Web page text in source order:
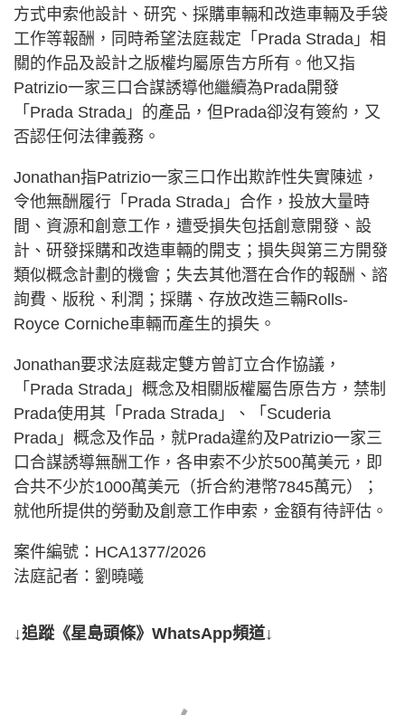
方式申索他設計、研究、採購車輛和改造車輛及手袋
工作等報酬，同時希望法庭裁定「Prada Strada」相
關的作品及設計之版權均屬原告方所有。他又指
Patrizio一家三口合謀誘導他繼續為Prada開發
「Prada Strada」的產品，但Prada卻沒有簽約，又
否認任何法律義務。
Jonathan指Patrizio一家三口作出欺詐性失實陳述，
令他無酬履行「Prada Strada」合作，投放大量時
間、資源和創意工作，遭受損失包括創意開發、設
計、研發採購和改造車輛的開支；損失與第三方開發
類似概念計劃的機會；失去其他潛在合作的報酬、諮
詢費、版稅、利潤；採購、存放改造三輛Rolls-
Royce Corniche車輛而產生的損失。
Jonathan要求法庭裁定雙方曾訂立合作協議，
「Prada Strada」概念及相關版權屬告原告方，禁制
Prada使用其「Prada Strada」、「Scuderia
Prada」概念及作品，就Prada違約及Patrizio一家三
口合謀誘導無酬工作，各申索不少於500萬美元，即
合共不少於1000萬美元（折合約港幣7845萬元）；
就他所提供的勞動及創意工作申索，金額有待評估。
案件編號：HCA1377/2026
法庭記者：劉曉曦
↓追蹤《星島頭條》WhatsApp頻道↓